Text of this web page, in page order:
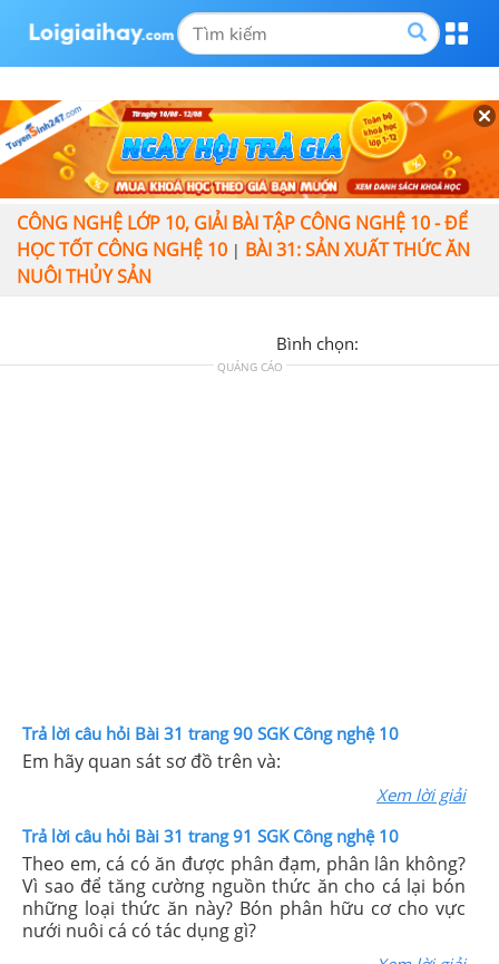
CÔNG NGHỆ LỚP 10, GIẢI BÀI TẬP CÔNG NGHỆ 10 - ĐỂ
HỌC TỐT CÔNG NGHỆ 10 | BÀI 31: SẢN XUẤT THỨC ĂN
NUÔI THỦY SẢN
Bình chọn:
QUẢNG CÁO
Trả lời câu hỏi Bài 31 trang 90 SGK Công nghệ 10
Em hãy quan sát sơ đồ trên và:
Xem lời giải
Trả lời câu hỏi Bài 31 trang 91 SGK Công nghệ 10
Theo em, cá có ăn được phân đạm, phân lân không?
Vì sao để tăng cường nguồn thức ăn cho cá lại bón
những loại thức ăn này? Bón phân hữu cơ cho vực
nưới nuôi cá có tác dụng gì?